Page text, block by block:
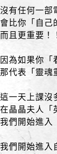
沒有任何一部
會比你「自己
而且更重要！
因為如果你「
那代表「靈魂
這一天上課沒
在晶晶夫人「
我們開始進
我們開始進入